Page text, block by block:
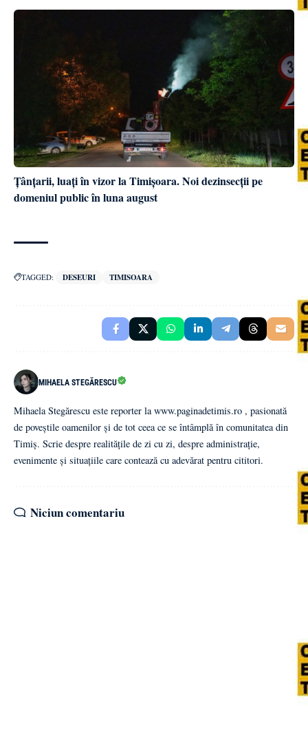
Țânțarii, luați în vizor la Timișoara. Noi dezinsecții pe
domeniul public în luna august
TAGGED: DESEURI TIMISOARA
MIHAELA STEGĂRESCU
Mihaela Stegărescu este reporter la www.paginadetimis.ro , pasionată
de poveștile oamenilor și de tot ceea ce se întâmplă în comunitatea din
Timiș. Scrie despre realitățile de zi cu zi, despre administrație,
evenimente și situațiile care contează cu adevărat pentru cititori.
Niciun comentariu